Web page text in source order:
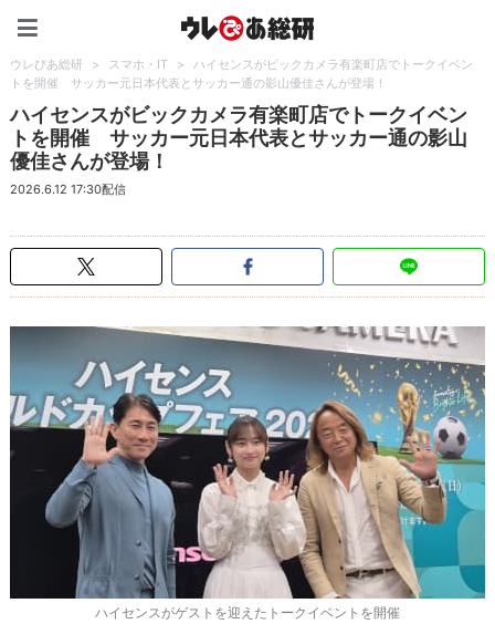
ウレぴあ総研 > スマホ・IT >
ハイセンスがビックカメラ有楽町店でトークイベン
トを開催 サッカー元日本代表とサッカー通の影山優佳さんが登場！
ハイセンスがビックカメラ有楽町店でトークイベン
トを開催 サッカー元日本代表とサッカー通の影山
優佳さんが登場！
2026.6.12 17:30配信
ハイセンスがゲストを迎えたトークイベントを開催